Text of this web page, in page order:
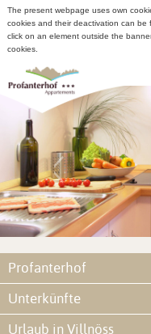
The present webpage uses own
cookies and their deactivation can be
click on an element outside the
cookies.
Profanterhof
Unterkünfte
Urlaub in Villnöss